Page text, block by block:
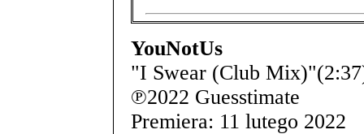
YouNotUs
"I Swear (Club
℗2022 Guesstimate
Premiera: 11 lutego 2022